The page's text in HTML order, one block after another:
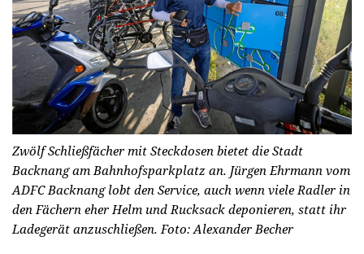
Zwölf Schließfächer mit Steckdosen bietet die Stadt
Backnang am Bahnhofsparkplatz an. Jürgen Ehrmann vom
ADFC Backnang lobt den Service, auch wenn viele Radler in
den Fächern eher Helm und Rucksack deponieren, statt ihr
Ladegerät anzuschließen. Foto: Alexander Becher